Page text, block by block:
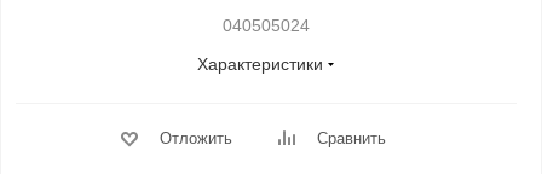
040505024
Характеристики
Отложить Сравнить